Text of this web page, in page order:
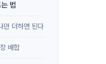
법
만 더하면 된다
배합